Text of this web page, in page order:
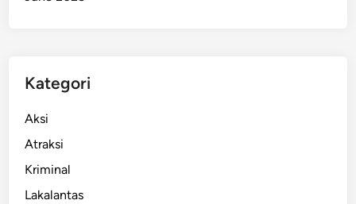
Kategori
Aksi
Atraksi
Kriminal
Lakalantas